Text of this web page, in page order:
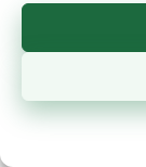
Louis